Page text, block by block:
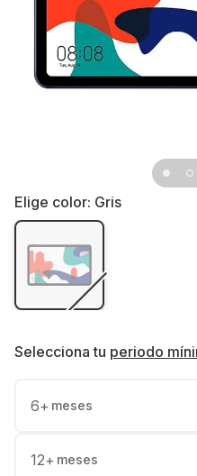
Elige color: Gris
Selecciona tu periodo
6+ meses
12+ meses